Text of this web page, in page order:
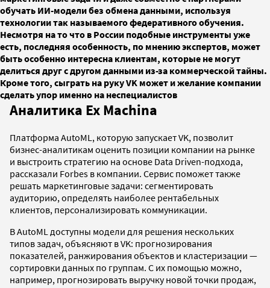
обучать ИИ-модели без обмена данными, используя
технологии так называемого федеративного обучения.
Несмотря на то что в России подобные инструменты уже
есть, последняя особенность, по мнению экспертов, может
быть особенно интересна клиентам, которые не могут
делиться друг с другом данными из-за коммерческой тайны.
Кроме того, сыграть на руку VK может и желание компании
сделать упор именно на неспециалистов
Аналитика Ex Machina
Платформа AutoML, которую запускает VK, позволит
бизнес-аналитикам оценить позиции компании на рынке
и выстроить стратегию на основе Data Driven-подхода,
рассказали Forbes в компании. Сервис поможет также
решать маркетинговые задачи: сегментировать
аудиторию, определять наиболее рентабельных
клиентов, персонализировать коммуникации.
В AutoML доступны модели для решения нескольких
типов задач, объясняют в VK: прогнозирования
показателей, ранжирования объектов и кластеризации —
сортировки данных по группам. С их помощью можно,
например, прогнозировать выручку новой точки продаж,